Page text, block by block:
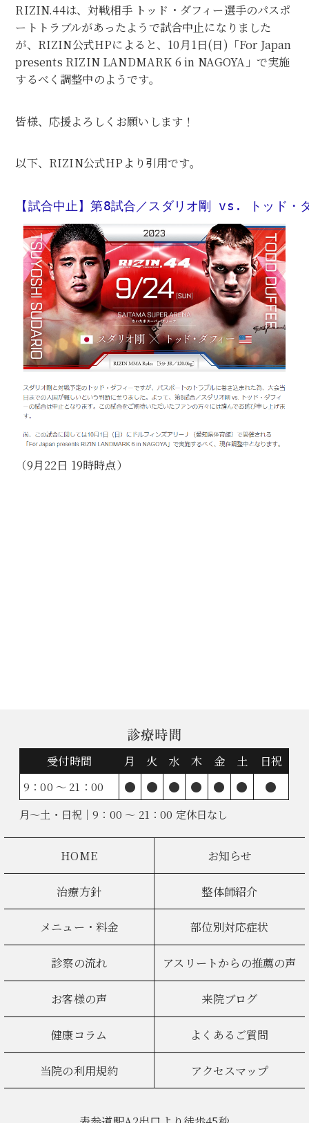
RIZIN.44は、対戦相手 トッド・ダフィー選手のパスポ
ートトラブルがあったようで試合中止になりました
が、RIZIN公式HPによると、10月1日(日)「For Japan
presents RIZIN LANDMARK 6 in NAGOYA」で実施
するべく調整中のようです。
皆様、応援よろしくお願いします！
以下、RIZIN公式HPより引用です。
【試合中止】第8試合／スダリオ剛 vs. トッド
（9月22日 19時時点）
診療時間
受付時間 月 火 水 木 金 土 日祝
9：00 ～ 21：00 ● ● ● ● ● ● ●
月～土・日祝｜9：00 ～ 21：00 定休日なし
HOME お知らせ
治療方針 整体師紹介
メニュー・料金 部位別対応症状
診察の流れ アスリートからの推薦の声
お客様の声 来院ブログ
健康コラム よくあるご質問
当院の利用規約 アクセスマップ